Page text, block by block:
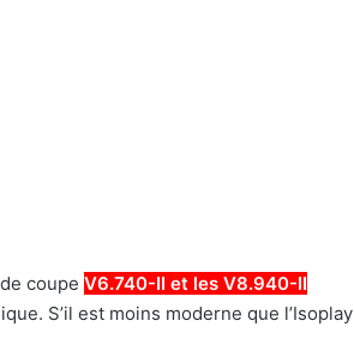
coupe V6.740-II et les V8.940-II
S’il est moins moderne que l’Isoplay